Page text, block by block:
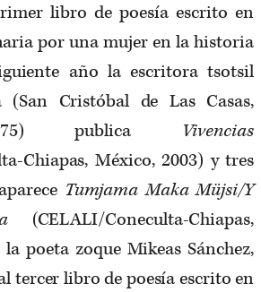
libro de poesía escrito en
por una mujer en la historia
año la escritora tsotsil
(San Cristóbal de Las Casas,
publica Vivencias
Chiapas, México, 2003) y tres
Tumjama Maka Müjsi/Y
(CELALI/Coneculta-Chiapas,
poeta zoque Mikeas Sánchez,
tercer libro de poesía escrito en